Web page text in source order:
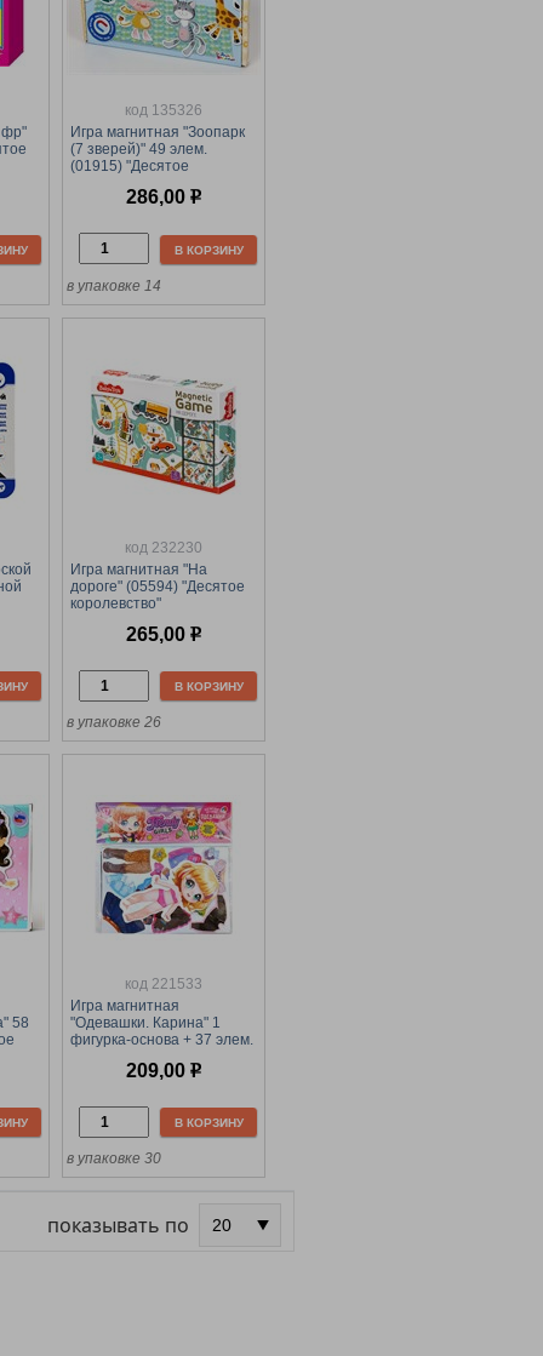
код 135326
Игра магнитная "Зоопарк
(7 зверей)" 49 элем.
(01915) "Десятое
286,00 р
В КОРЗИНУ
в упаковке 14
код 232230
Игра магнитная "На
дороге" (05594) "Десятое
королевство"
265,00 р
В КОРЗИНУ
в упаковке 26
58
код 221533
Игра магнитная
"Одевашки. Карина" 1
фигурка-основа + 37 элем.
королевство"
209,00 р
В КОРЗИНУ
в упаковке 30
показывать по